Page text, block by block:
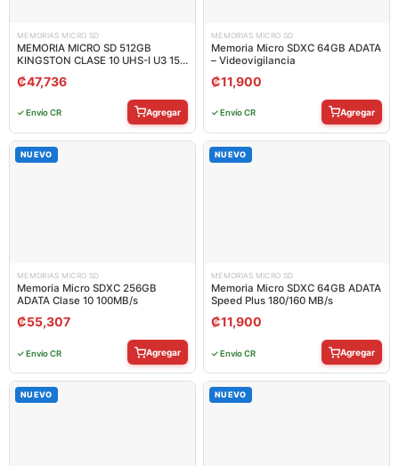
MEMORIAS MICRO SD
MEMORIA MICRO SD 512GB
KINGSTON CLASE 10 UHS-I U3 150
CAMARAS ANDROID SDCS3/512GB
₡47,736
✓ Envío CR Agregar
MEMORIAS MICRO SD
Memoria Micro SDXC 64GB ADATA
– Videovigilancia
₡11,900
✓ Envío CR Agregar
NUEVO
MEMORIAS MICRO SD
Memoria Micro SDXC 256GB
ADATA Clase 10 100MB/s
₡55,307
✓ Envío CR Agregar
NUEVO
MEMORIAS MICRO SD
Memoria Micro SDXC 64GB ADATA
Speed Plus 180/160 MB/s
₡11,900
✓ Envío CR Agregar
NUEVO NUEVO